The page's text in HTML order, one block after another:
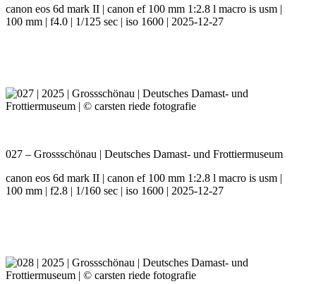
canon eos 6d mark II | canon ef 100 mm 1:2.8 l macro is usm |
100 mm | f4.0 | 1/125 sec | iso 1600 | 2025-12-27
027 – Grossschönau | Deutsches Damast- und Frottiermuseum
canon eos 6d mark II | canon ef 100 mm 1:2.8 l macro is usm |
100 mm | f2.8 | 1/160 sec | iso 1600 | 2025-12-27